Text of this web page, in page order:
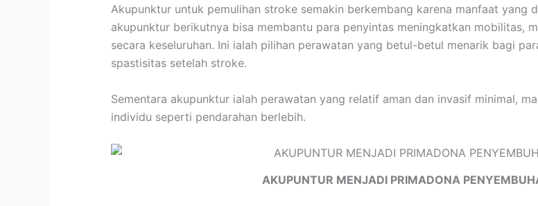
Akupunktur untuk pemulihan stroke semakin berkembang karena manfaat yang
akupunktur berikutnya bisa membantu para penyintas meningkatkan mobilitas,
secara keseluruhan. Ini ialah pilihan perawatan yang betul-betul menarik bagi
spastisitas setelah stroke.
Sementara akupunktur ialah perawatan yang relatif aman dan invasif minimal,
individu seperti pendarahan berlebih.
AKUPUNTUR MENJADI PRIMADONA